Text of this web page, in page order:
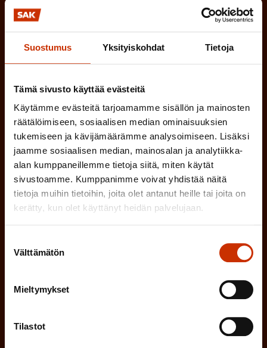
Suostumus Yksityiskohdat Tietoja
Tämä sivusto käyttää evästeitä
Käytämme evästeitä tarjoamamme sisällön ja mainosten
räätälöimiseen, sosiaalisen median ominaisuuksien
tukemiseen ja kävijämäärämme analysoimiseen. Lisäksi
jaamme sosiaalisen median, mainosalan ja analytiikka-
alan kumppaneillemme tietoja siitä, miten käytät
sivustoamme. Kumppanimme voivat yhdistää näitä
tietoja muihin tietoihin, joita olet antanut heille tai joita on
kerätty, kun olet käyttänyt heidän palvelujaan.
valinta
Välttämätön
Mieltymykset
Tilastot
l
n
e
n
)
SAK:n viestintärekisterinmukaisesti *